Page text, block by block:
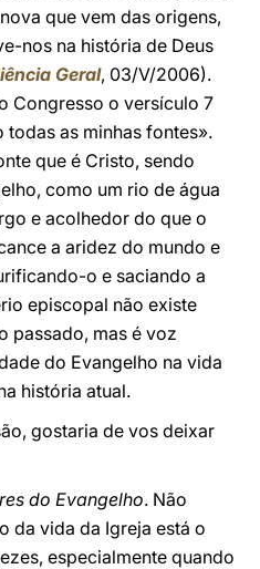
que vem das origens,
nos na história de Deus
Geral, 03/V/2006).
Congresso o versículo 7
todas as minhas fontes».
que é Cristo, sendo
como um rio de água
e acolhedor do que o
a aridez do mundo e
o e saciando a
episcopal não existe
passado, mas é voz
do Evangelho na vida
história atual.
gostaria de vos deixar
do Evangelho. Não
da vida da Igreja está o
especialmente quando